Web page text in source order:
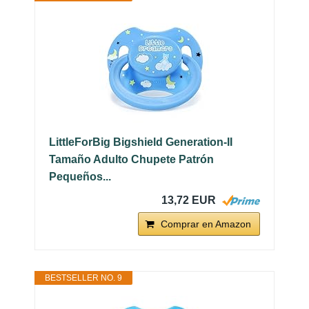
LittleForBig Bigshield Generation-II
Tamaño Adulto Chupete Patrón
Pequeños...
13,72 EUR
Comprar en Amazon
BESTSELLER NO. 9